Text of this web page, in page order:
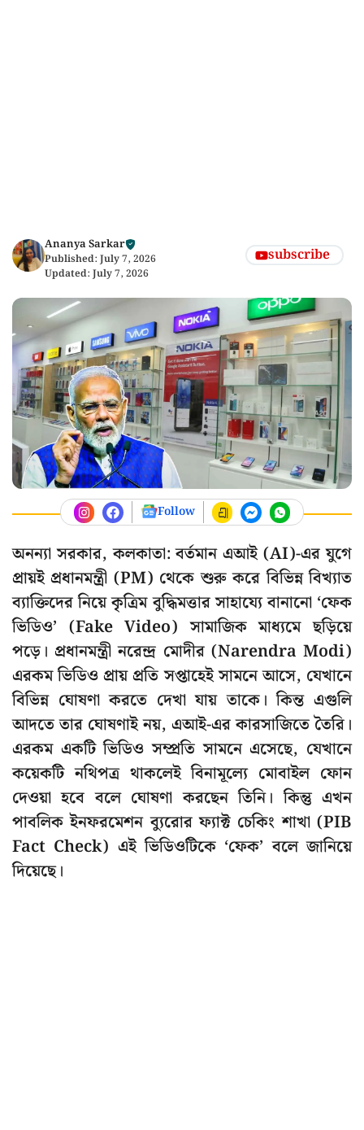
Ananya Sarkar
Published: July 7, 2026
Updated: July 7, 2026
subscribe
Follow
অনন্যা সরকার, কলকাতা: বর্তমান এআই (AI)-এর যুগে
প্রায়ই প্রধানমন্ত্রী (PM) থেকে শুরু করে বিভিন্ন বিখ্যাত
ব্যাক্তিদের নিয়ে কৃত্রিম বুদ্ধিমত্তার সাহায্যে বানানো ‘ফেক
ভিডিও’ (Fake Video) সামাজিক মাধ্যমে ছড়িয়ে
পড়ে। প্রধানমন্ত্রী নরেন্দ্র মোদীর (Narendra Modi)
এরকম ভিডিও প্রায় প্রতি সপ্তাহেই সামনে আসে, যেখানে
বিভিন্ন ঘোষণা করতে দেখা যায় তাকে। কিন্ত এগুলি
আদতে তার ঘোষণাই নয়, এআই-এর কারসাজিতে তৈরি।
এরকম একটি ভিডিও সম্প্রতি সামনে এসেছে, যেখানে
কয়েকটি নথিপত্র থাকলেই বিনামূল্যে মোবাইল ফোন
দেওয়া হবে বলে ঘোষণা করছেন তিনি। কিন্তু এখন
পাবলিক ইনফরমেশন ব্যুরোর ফ্যাক্ট চেকিং শাখা (PIB
Fact Check) এই ভিডিওটিকে ‘ফেক’ বলে জানিয়ে
দিয়েছে।